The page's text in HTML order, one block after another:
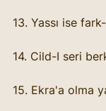
13. Yassı ise
14. Cild-I seri
15. Ekra'a olma